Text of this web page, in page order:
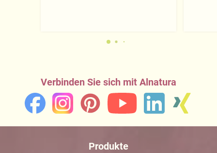
Verbinden Sie sich mit Alnatura
Produkte